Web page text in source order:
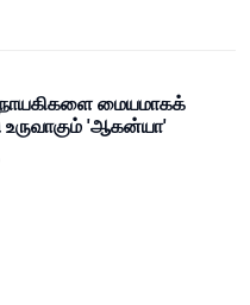
மையமாகக்
'ஆகன்யா'